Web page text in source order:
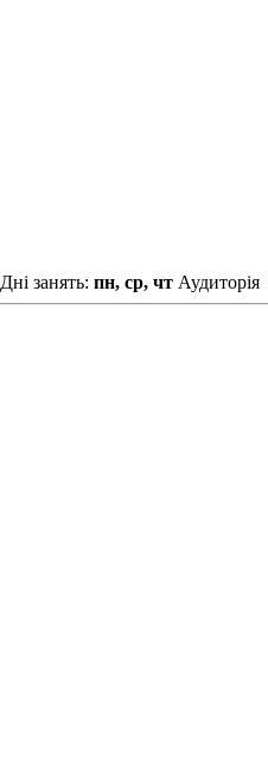
Дні занять: пн, ср, чт Аудиторія